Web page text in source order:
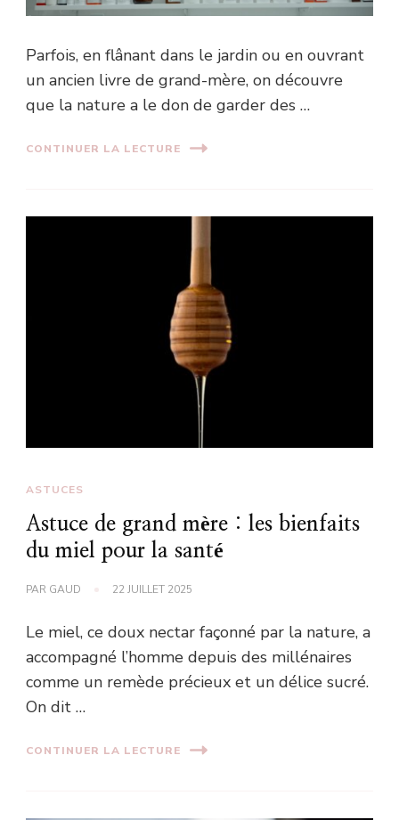
Parfois, en flânant dans le jardin ou en ouvrant
un ancien livre de grand-mère, on découvre
que la nature a le don de garder des …
CONTINUER LA LECTURE
ASTUCES
Astuce de grand mère : les bienfaits
du miel pour la santé
PAR GAUD 22 JUILLET 2025
Le miel, ce doux nectar façonné par la nature, a
accompagné l’homme depuis des millénaires
comme un remède précieux et un délice sucré.
On dit …
CONTINUER LA LECTURE